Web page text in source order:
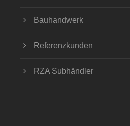
Bauhandwerk
Referenzkunden
RZA Subhändler